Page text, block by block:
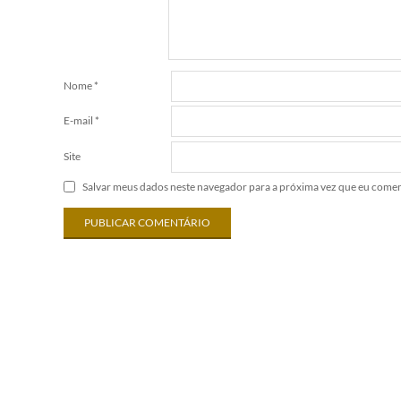
Nome *
E-mail *
Site
Salvar meus dados neste navegador para a próxima vez que eu